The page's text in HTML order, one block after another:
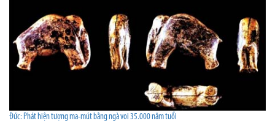
Đức: Phát hiện tượng ma-mút bằng ngà voi 35.000 năm tuổi